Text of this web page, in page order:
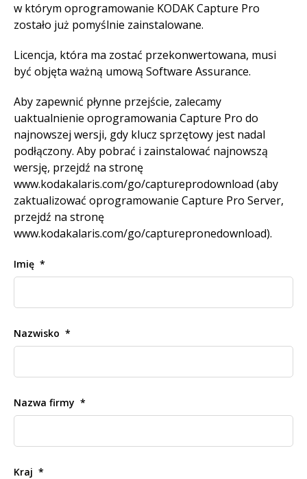
w którym oprogramowanie KODAK Capture Pro
zostało już pomyślnie zainstalowane.
Licencja, która ma zostać przekonwertowana, musi
być objęta ważną umową Software Assurance.
Aby zapewnić płynne przejście, zalecamy
uaktualnienie oprogramowania Capture Pro do
najnowszej wersji, gdy klucz sprzętowy jest nadal
podłączony. Aby pobrać i zainstalować najnowszą
wersję, przejdź na stronę
www.kodakalaris.com/go/captureprodownload (aby
zaktualizować oprogramowanie Capture Pro Server,
przejdź na stronę
www.kodakalaris.com/go/capturepronedownload).
Imię
Nazwisko
Nazwa firmy
Kraj